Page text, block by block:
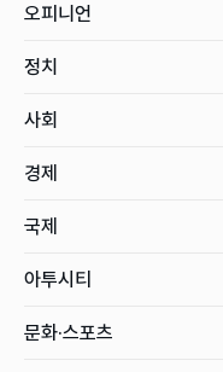
오피니언
정치
사회
경제
국제
아투시티
문화·스포츠